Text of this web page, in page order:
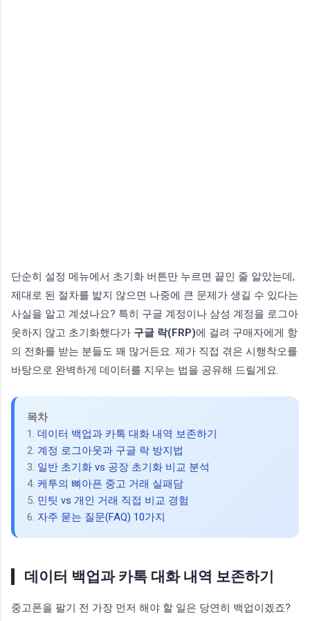
단순히 설정 메뉴에서 초기화 버튼만 누르면 끝인 줄 알았는데,
제대로 된 절차를 밟지 않으면 나중에 큰 문제가 생길 수 있다는
사실을 알고 계셨나요? 특히 구글 계정이나 삼성 계정을 로그아
웃하지 않고 초기화했다가 구글 락(FRP)에 걸려 구매자에게 항
의 전화를 받는 분들도 꽤 많거든요. 제가 직접 겪은 시행착오를
바탕으로 완벽하게 데이터를 지우는 법을 공유해 드릴게요.
목차
1. 데이터 백업과 카톡 대화 내역 보존하기
2. 계정 로그아웃과 구글 락 방지법
3. 일반 초기화 vs 공장 초기화 비교 분석
4. 케투의 뼈아픈 중고 거래 실패담
5. 민팃 vs 개인 거래 직접 비교 경험
6. 자주 묻는 질문(FAQ) 10가지
데이터 백업과 카톡 대화 내역 보존하기
중고폰을 팔기 전 가장 먼저 해야 할 일은 당연히 백업이겠죠?